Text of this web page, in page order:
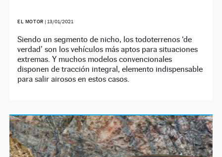
EL MOTOR | 13/01/2021
Siendo un segmento de nicho, los todoterrenos ‘de
verdad’ son los vehículos más aptos para situaciones
extremas. Y muchos modelos convencionales
disponen de tracción integral, elemento indispensable
para salir airosos en estos casos.